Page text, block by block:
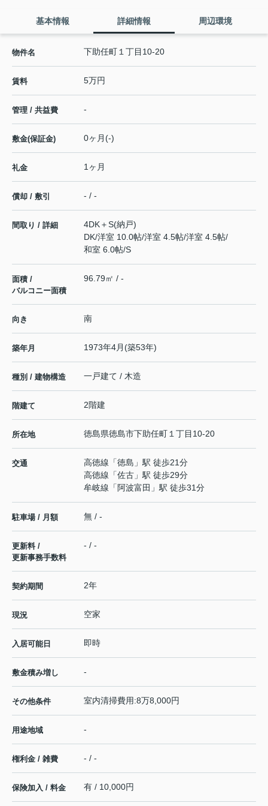
基本情報 詳細情報 周辺環境
物件名 下助任町１丁目10-20
賃料 5万円
管理 / 共益費 -
敷金(保証金) 0ヶ月(-)
礼金 1ヶ月
償却 / 敷引 - / -
間取り / 詳細
4DK＋S(納戸)
DK/洋室 10.0帖/洋室 4.5帖/洋室 4.5帖/
和室 6.0帖/S
面積 /
バルコニー面積
96.79㎡ / -
向き 南
築年月 1973年4月(築53年)
種別 / 建物構造 一戸建て / 木造
階建て 2階建
所在地 徳島県徳島市下助任町 １丁目10-20
交通 高徳線 「徳島 」駅 徒歩21分
高徳線 「佐古 」駅 徒歩29分
牟岐線 「阿波富田 」駅 徒歩31分
駐車場 / 月額 無 / -
更新料 /
更新事務手数料
- / -
契約期間 2年
現況 空家
入居可能日 即時
敷金積み増し -
その他条件 室内清掃費用:8万8,000円
用途地域 -
権利金 / 雑費 - / -
保険加入 / 料金 有 / 10,000円